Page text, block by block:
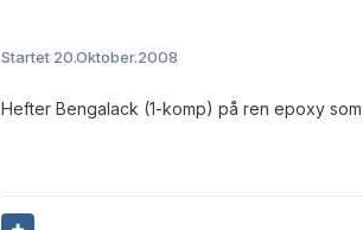
Startet 20.Oktober.2008
Hefter Bengalack (1-komp) på ren epoxy